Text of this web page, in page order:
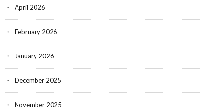
April 2026
February 2026
January 2026
December 2025
November 2025